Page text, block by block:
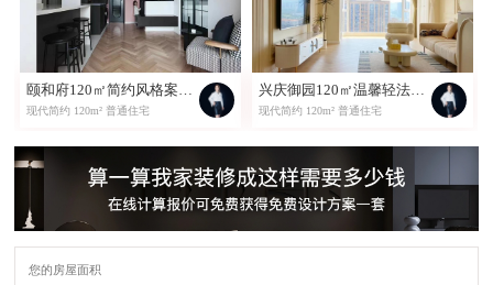
颐和府120㎡简约风格案例欣赏
现代简约 120m² 普通住宅
兴庆御园120㎡温馨轻法式案例欣赏
现代简约 120m² 普通住宅